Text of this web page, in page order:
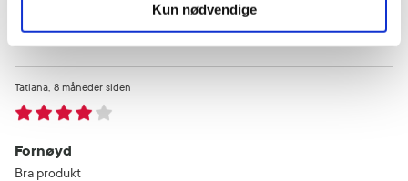
Kun nødvendige
Fornøyd
8 måneder siden
Tatiana
Bra produkt